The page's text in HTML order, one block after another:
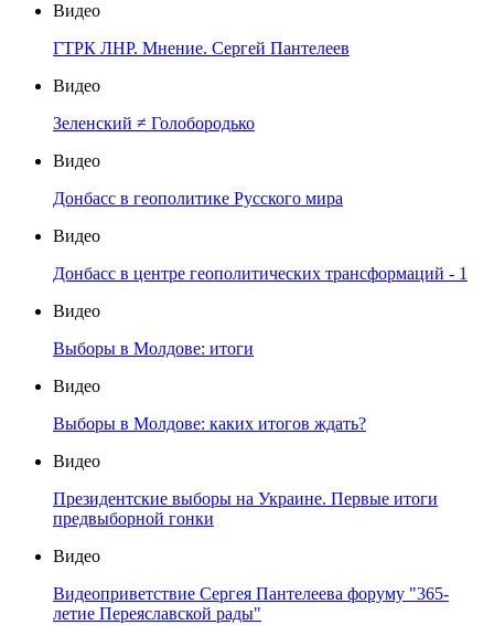
Видео
ГТРК ЛНР. Мнение. Сергей Пантелеев
Видео
Зеленский ≠ Голобородько
Видео
Донбасс в геополитике Русского мира
Видео
Донбасс в центре геополитических трансформаций - 1
Видео
Выборы в Молдове: итоги
Видео
Выборы в Молдове: каких итогов ждать?
Видео
Президентские выборы на Украине. Первые итоги
предвыборной гонки
Видео
Видеоприветствие Сергея Пантелеева форуму "365-
летие Переяславской рады"